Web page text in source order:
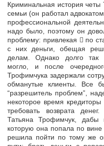
Криминальная история четы
семьи (он работал
профессиональной
надо было, поэтому он
проблему: привлекая  по
с них деньги, обещая
делам. Однако долго так
могло, и после
Трофимчука задержали
обманутые клиенты. Все
“разрешитель проблем”,
некоторое время кредиторы
требовать возврата
Татьяна Трофимчук, дабы
которую она попала по
решила пойти по тому же